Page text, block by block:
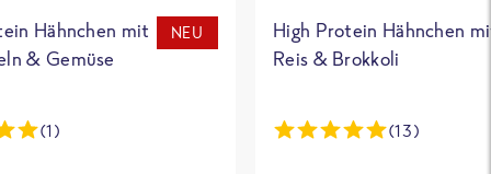
Hähnchen mit
& Gemüse
NEU
(1)
High Protein Hähnchen
Reis & Brokkoli
(13)